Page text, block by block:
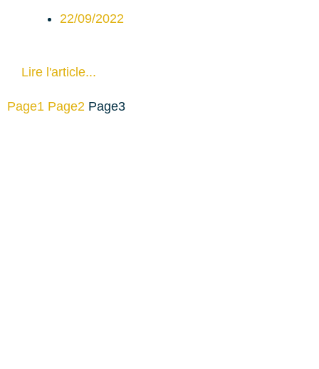
22/09/2022
Lire l'article...
Page1 Page2 Page3